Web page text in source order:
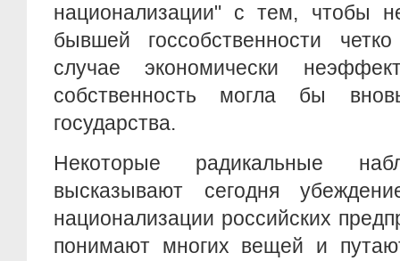
национализации" с тем, чтобы
бывшей госсобственности
случае экономически
собственность могла бы
государства.
Некоторые радикальные
высказывают сегодня
национализации российских
понимают многих вещей и